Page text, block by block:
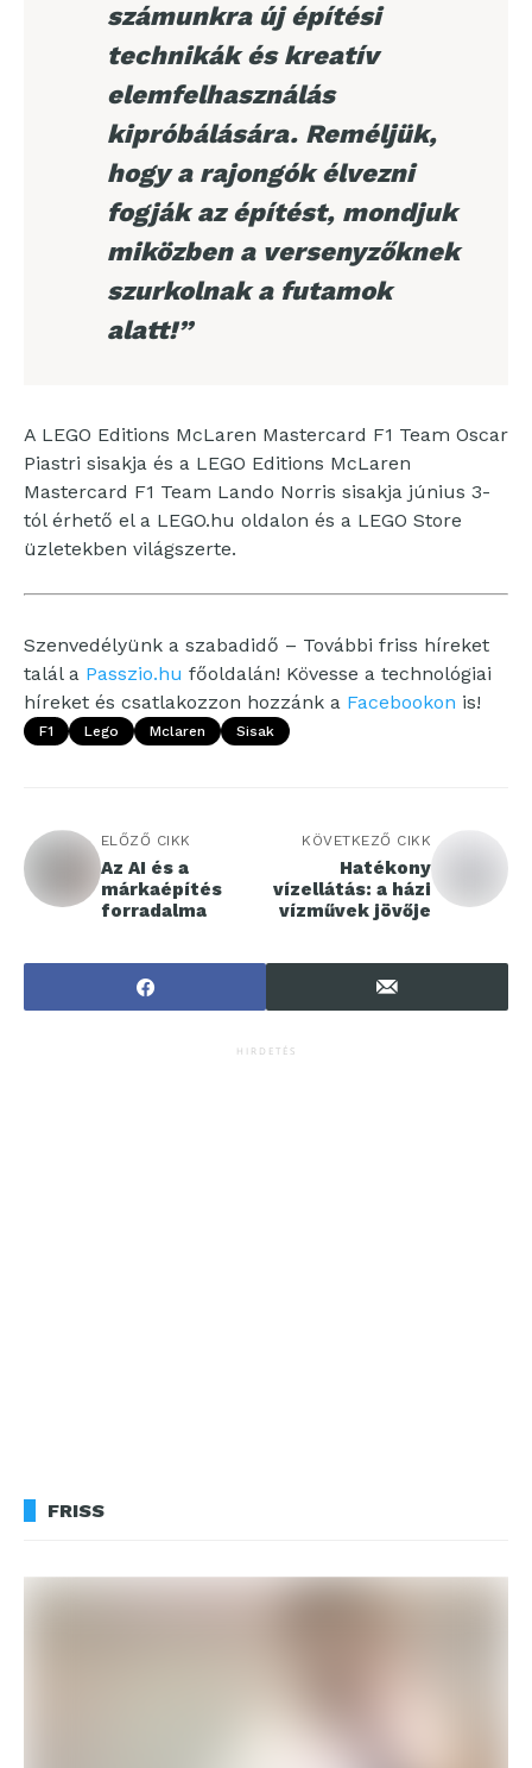
számunkra új építési
technikák és kreatív
elemfelhasználás
kipróbálására. Reméljük,
hogy a rajongók élvezni
fogják az építést, mondjuk
miközben a versenyzőknek
szurkolnak a futamok
alatt!”
A LEGO Editions McLaren Mastercard F1 Team Oscar
Piastri sisakja és a LEGO Editions McLaren
Mastercard F1 Team Lando Norris sisakja június 3-
tól érhető el a LEGO.hu oldalon és a LEGO Store
üzletekben világszerte.
Szenvedélyünk a szabadidő – További friss híreket
talál a Passzio.hu főoldalán! Kövesse a technológiai
híreket és csatlakozzon hozzánk a Facebookon is!
F1 Lego Mclaren Sisak
ELŐZŐ CIKK
Az AI és a
márkaépítés
forradalma
KÖVETKEZŐ CIKK
Hatékony
vízellátás: a házi
vízművek jövője
HIRDETÉS
FRISS